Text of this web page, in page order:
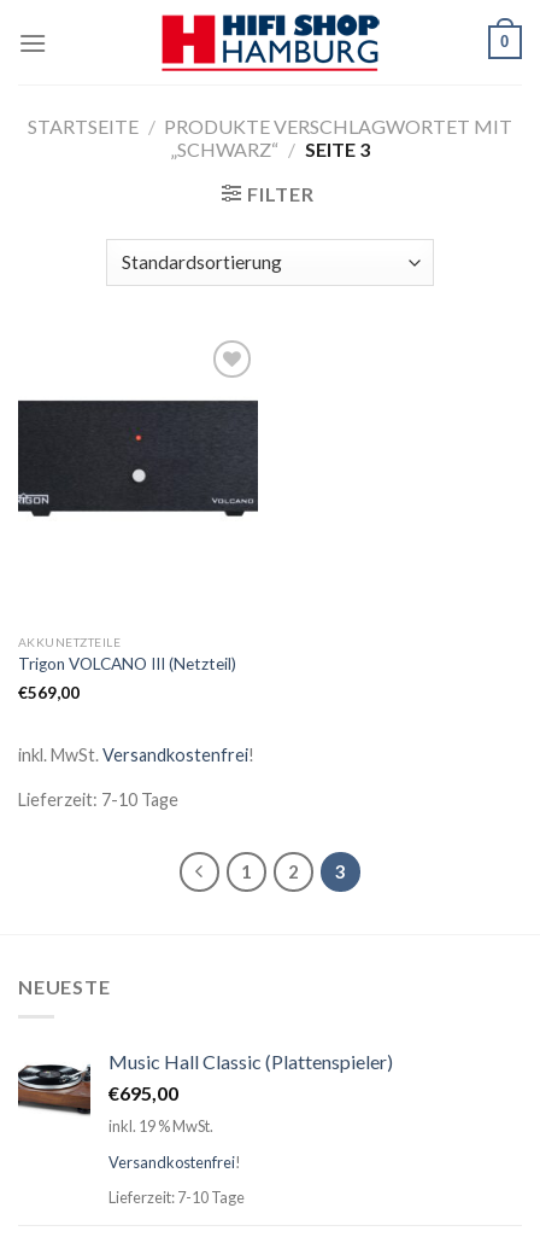
0
STARTSEITE / PRODUKTE VERSCHLAGWORTET MIT
„SCHWARZ“ / SEITE 3
FILTER
AKKUNETZTEILE
Trigon VOLCANO III (Netzteil)
€569,00
inkl. MwSt.Versandkostenfrei!
Lieferzeit: 7-10 Tage
1 2 3
NEUESTE
Music Hall Classic (Plattenspieler)
€695,00
inkl. 19 % MwSt.
Versandkostenfrei!
Lieferzeit: 7-10 Tage